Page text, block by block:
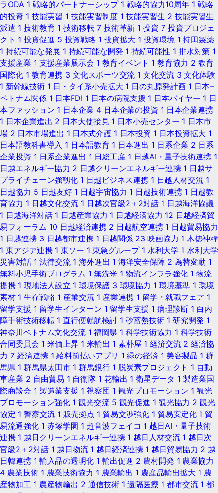
ラODA 1 戦略的パートナーシップ 1 戦略的協力10周年 1 戦略
的投資 1 技能実習 1 技能実習制度 1 技能実習生 2 技能実習生
派遣 1 技術教育 1 技術移転 7 技術革新 1 投資 7 投資プロジェ
クト 1 投資促進 5 投資戦略 1 投資拡大 1 投資環境 1 持田製薬
1 持続可能な発展 1 持続可能な開発 1 持続可能性 1 排水対策 1
支援産業 1 支援産業展示会 1 教育イベント 1 教育協力 2 教育
国際化 1 教育連携 3 文化スポーツ交流 1 文化交流 3 文化体験
1 新幹線技術 1 日・タイ系小売拡大 1 日の丸原発計画 1 日本–
ベトナム関係 1 日本FDI 1 日本の病院支援 1 日本バイヤー 1 日
本ファッション 1 日本企業 4 日本企業の投資 1 日本企業連携
1 日本企業進出 2 日本大使接見 1 日本小売センター 1 日本市
場 2 日本市場進出 1 日本式介護 1 日本投資 1 日本投資拡大 1
日本語教科書導入 1 日本語教育 1 日本進出 1 日系企業 2 日系
企業投資 1 日系企業進出 1 日総工産 1 日越AI・量子技術連携 1
日越エネルギー協力 2 日越クリーンエネルギー連携 1 日越サ
プライチェーン強靱化 1 日越ビジネス連携 1 日越人材交流 1
日越協力 5 日越友好 1 日越宇宙協力 1 日越技術連携 1 日越教
育協力 1 日越文化交流 1 日越次官級2＋2対話 1 日越海洋協議
1 日越海洋対話 1 日越産業協力 1 日越経済協力 12 日越経済貿
易フォーラム 10 日越経済連携 2 日越航空連携 1 日越貿易協力
1 日越連携 3 日越都市連携 1 日越関係 23 映画協力 1 木徳神糧
1 東アジア連携 1 東ソー 1 東急グループ 1 水利大学 1 水利大学
災害対話 1 法律交流 1 海外進出 1 海洋安全保障 2 為替変動 1
無料小児手術プログラム 1 無洗米 1 物流インフラ強化 1 物流
提携 1 現地法人設立 1 環境保護 3 環境協力 1 環境基準 1 環境
素材 1 生存戦略 1 産業交流 1 産業連携 1 留学・就職フェア 1
留学支援 1 留学生インターン 1 留学生支援 1 病理診断 1 白内
障手術技術移転 1 直行便就航検討 1 砂蓄熱技術 1 研究開発 1
神奈川ベトナム文化交流 1 福岡県 1 科学技術協力 1 科学技術
合同委員会 1 米価上昇 1 米輸出 1 素朴屋 1 経済交流 2 経済協
力 7 経済連携 1 給料前払いアプリ 1 緑の経済 1 美容製品 1 群
馬県 1 群馬県太田市 1 群馬銀行 1 脱炭素プロジェクト 1 自動
車産業 2 自由貿易 1 自衛隊 1 花輸出 1 衛星データ 1 製造業国
際商談会 1 製造業支援 1 視察団 1 観光プロモーション 1 観光
プロモーション強化 1 観光交流 5 観光促進 1 観光協力 2 観光
協定 1 警察交流 1 販売拠点 1 貿易交渉強化 1 貿易安定化 1 貿
易流通強化 1 赤塚学園 1 超音波フェイコ 1 越日AI・量子技術
連携 1 越日クリーンエネルギー連携 1 越日人材交流 1 越日次
官級2＋2対話 1 越日物流 1 越日経済連携 1 越日貿易協力 2 越
日韓連携 1 輸入品の透明化 1 輸出促進 2 農村開発 1 農業協力
4 農業技術 1 農業技術協力 1 農業輸出 1 農産品輸出拡大 1 農
産物加工 1 農産物輸出 2 通信技術 1 遠隔医療 1 都市交流 1 都